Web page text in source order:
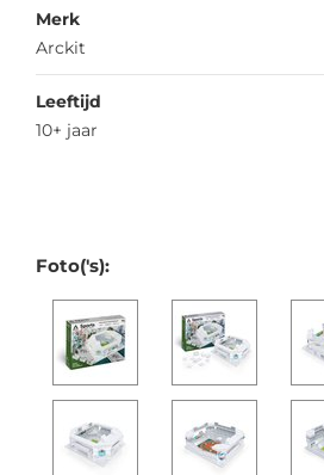
Merk
Arckit
Leeftijd
10+ jaar
Foto('s):